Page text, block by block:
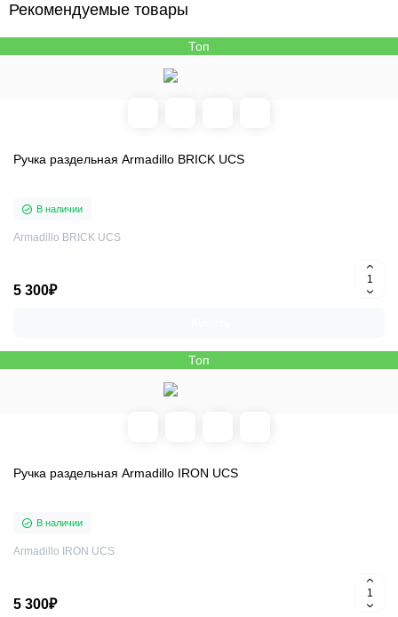
Рекомендуемые товары
Топ
Ручка раздельная Armadillo BRICK UCS
В наличии
Armadillo BRICK UCS
5 300₽
Топ
Ручка раздельная Armadillo IRON UCS
В наличии
Armadillo IRON UCS
5 300₽